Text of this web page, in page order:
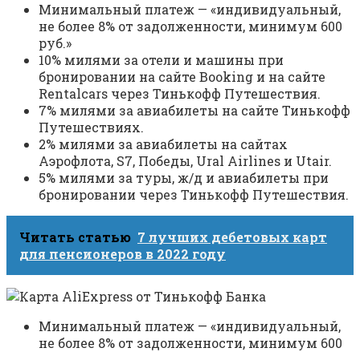
Минимальный платеж — «индивидуальный,
не более 8% от задолженности, минимум 600
руб.»
10% милями за отели и машины при
бронировании на сайте Booking и на сайте
Rentalcars через Тинькофф Путешествия.
7% милями за авиабилеты на сайте Тинькофф
Путешествиях.
2% милями за авиабилеты на сайтах
Аэрофлота, S7, Победы, Ural Airlines и Utair.
5% милями за туры, ж/д и авиабилеты при
бронировании через Тинькофф Путешествия.
Читать статью 7 лучших дебетовых карт
для пенсионеров в 2022 году
Минимальный платеж — «индивидуальный,
не более 8% от задолженности, минимум 600